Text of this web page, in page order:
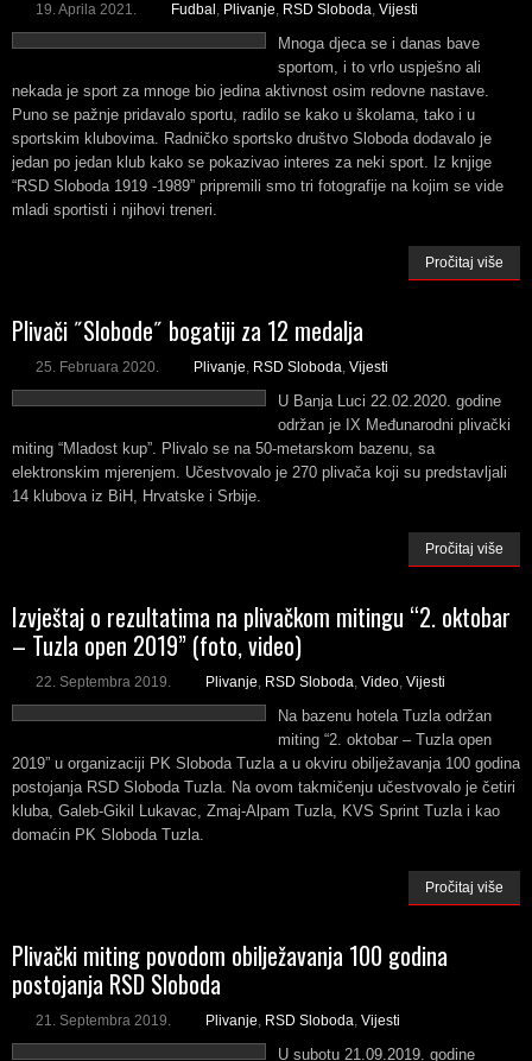
19. Aprila 2021. Fudbal , Plivanje, RSD Sloboda, Vijesti
Mnoga djeca se i danas bave
sportom, i to vrlo uspješno ali
nekada je sport za mnoge bio jedina aktivnost osim redovne nastave.
Puno se pažnje pridavalo sportu, radilo se kako u školama, tako i u
sportskim klubovima. Radničko sportsko društvo Sloboda dodavalo je
jedan po jedan klub kako se pokazivao interes za neki sport. Iz knjige
“RSD Sloboda 1919 -1989” pripremili smo tri fotografije na kojim se vide
mladi sportisti i njihovi treneri.
Pročitaj više
Plivači ˝Slobode˝ bogatiji za 12 medalja
25. Februara 2020. Plivanje, RSD Sloboda, Vijesti
U Banja Luci 22.02.2020. godine
održan je IX Međunarodni plivački
miting “Mladost kup”. Plivalo se na 50-metarskom bazenu, sa
elektronskim mjerenjem. Učestvovalo je 270 plivača koji su predstavljali
14 klubova iz BiH, Hrvatske i Srbije.
Pročitaj više
Izvještaj o rezultatima na plivačkom mitingu “2. oktobar
– Tuzla open 2019” (foto, video)
22. Septembra 2019. Plivanje, RSD Sloboda, Video, Vijesti
Na bazenu hotela Tuzla održan
miting “2. oktobar – Tuzla open
2019” u organizaciji PK Sloboda Tuzla a u okviru obilježavanja 100 godina
postojanja RSD Sloboda Tuzla. Na ovom takmičenju učestvovalo je četiri
kluba, Galeb-Gikil Lukavac, Zmaj-Alpam Tuzla, KVS Sprint Tuzla i kao
domaćin PK Sloboda Tuzla.
Pročitaj više
Plivački miting povodom obilježavanja 100 godina
postojanja RSD Sloboda
21. Septembra 2019. Plivanje, RSD Sloboda, Vijesti
U subotu 21.09.2019. godine